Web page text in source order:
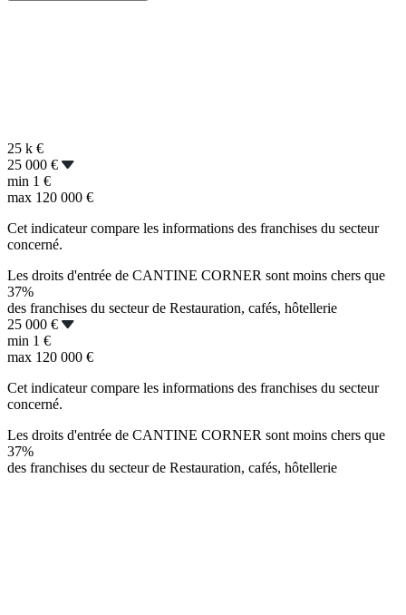
25 k €
25 000 €
min 1 €
max 120 000 €
Cet indicateur compare les informations des franchises du secteur
concerné.
Les droits d'entrée de CANTINE CORNER sont moins chers que
37%
des franchises du secteur de Restauration, cafés, hôtellerie
25 000 €
min 1 €
max 120 000 €
Cet indicateur compare les informations des franchises du secteur
concerné.
Les droits d'entrée de CANTINE CORNER sont moins chers que
37%
des franchises du secteur de Restauration, cafés, hôtellerie